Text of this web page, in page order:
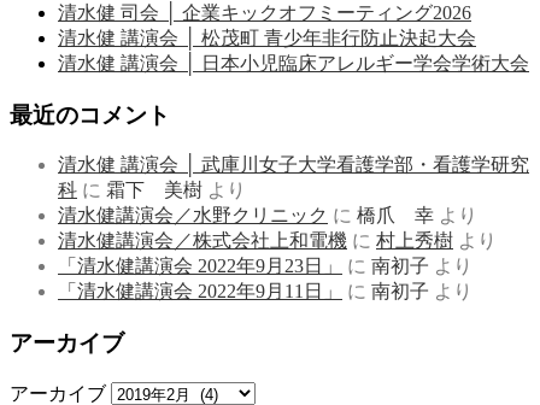
清水健 司会 │ 企業キックオフミーティング2026
清水健 講演会 │ 松茂町 青少年非行防止決起大会
清水健 講演会 │ 日本小児臨床アレルギー学会学術大会
最近のコメント
清水健 講演会 │ 武庫川女子大学看護学部・看護学研究
科 に 霜下 美樹 より
清水健講演会／水野クリニック に 橋爪 幸 より
清水健講演会／株式会社上和電機 に 村上秀樹 より
「清水健講演会 2022年9月23日」
に 南初子 より
「清水健講演会 2022年9月11日」
に 南初子 より
アーカイブ
アーカイブ